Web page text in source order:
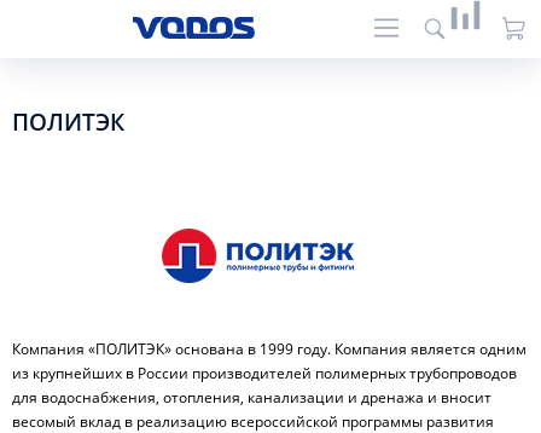
ПОЛИТЭК
Компания «ПОЛИТЭК» основана в 1999 году. Компания является одним
из крупнейших в России производителей полимерных трубопроводов
для водоснабжения, отопления, канализации и дренажа и вносит
весомый вклад в реализацию всероссийской программы развития